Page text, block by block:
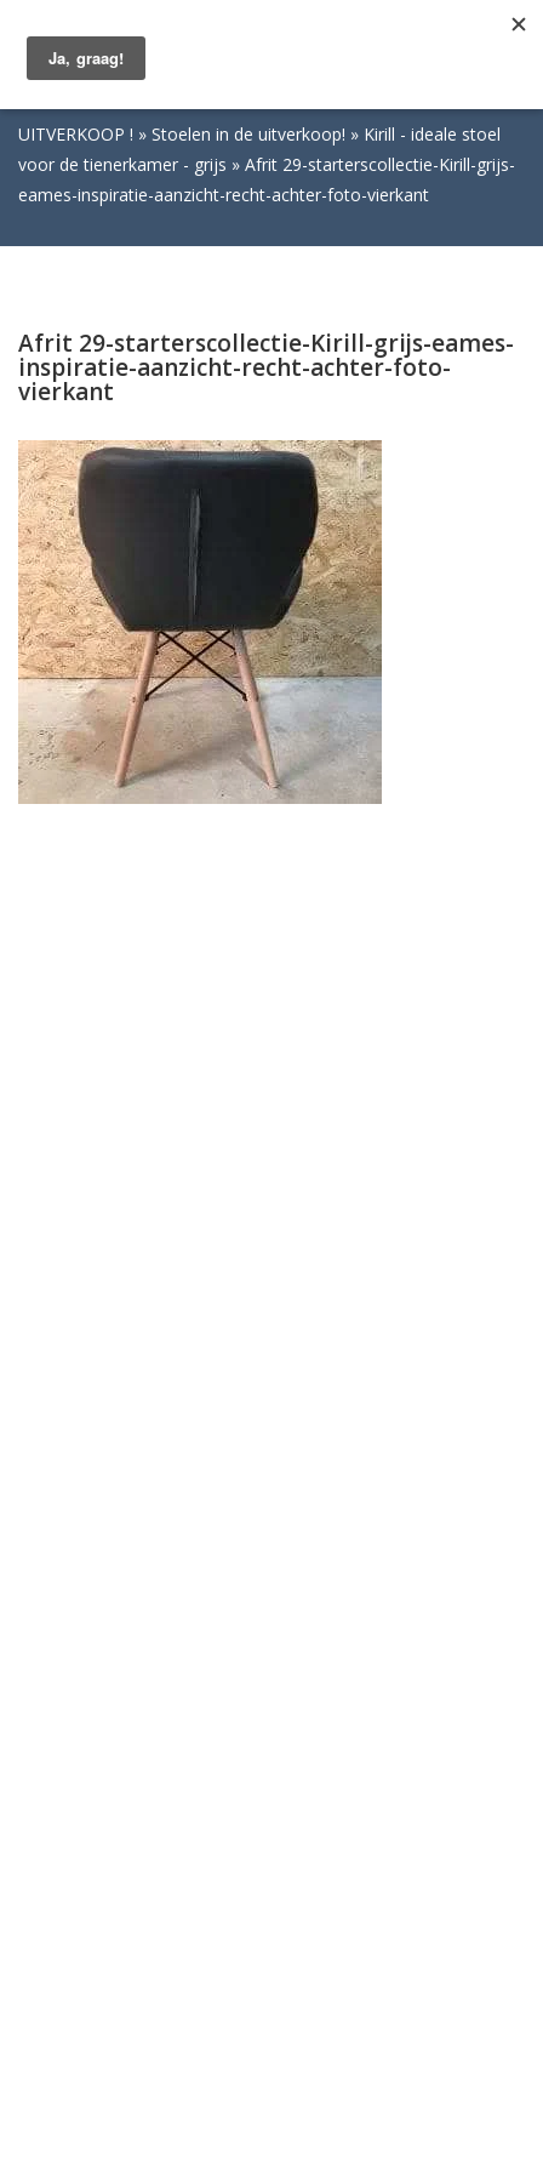
UITVERKOOP ! Stoelen in de uitverkoop!
Kirill - ideale stoel
voor de tienerkamer - grijs
Afrit 29-starterscollectie-Kirill-grijs-
eames-inspiratie-aanzicht-recht-achter-foto-vierkant
Afrit 29-starterscollectie-Kirill-grijs-eames-
inspiratie-aanzicht-recht-achter-foto-
vierkant